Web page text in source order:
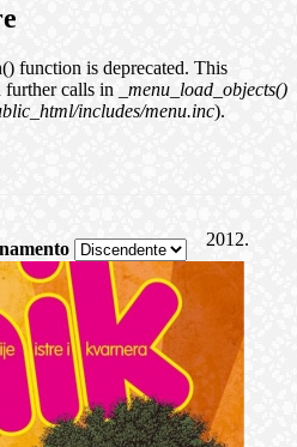
function is deprecated. This
further calls in
_menu_load_objects()
includes/menu.inc).
2012.